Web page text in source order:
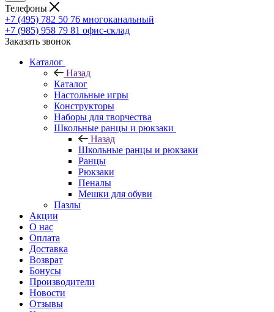
Телефоны
+7 (495) 782 50 76 многоканальный
+7 (985) 958 79 81 офис-склад
Заказать звонок
Каталог
Назад
Каталог
Настольные игры
Конструкторы
Наборы для творчества
Школьные ранцы и рюкзаки
Назад
Школьные ранцы и рюкзаки
Ранцы
Рюкзаки
Пеналы
Мешки для обуви
Пазлы
Акции
О нас
Оплата
Доставка
Возврат
Бонусы
Производители
Новости
Отзывы